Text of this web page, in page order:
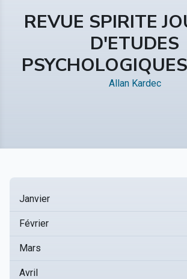
REVUE SPIRITE
D'ETUDES
Allan Kardec
Janvier
Février
Mars
Avril